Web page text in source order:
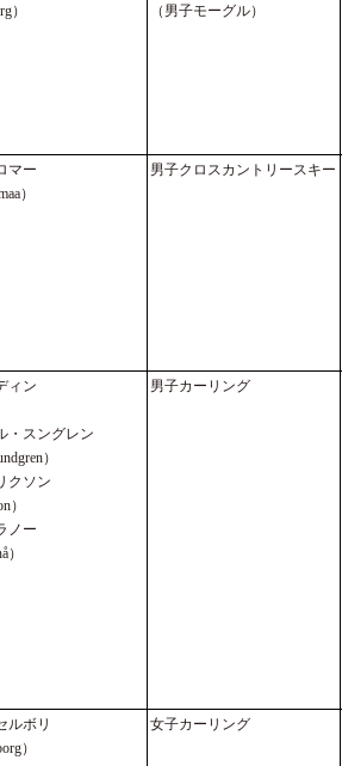
）
（男子モーグル）
マー
）
男子クロスカントリースキー
ィン
・スングレン
）
クソン
）
ノー
）
男子カーリング
ルボリ
）
女子カーリング